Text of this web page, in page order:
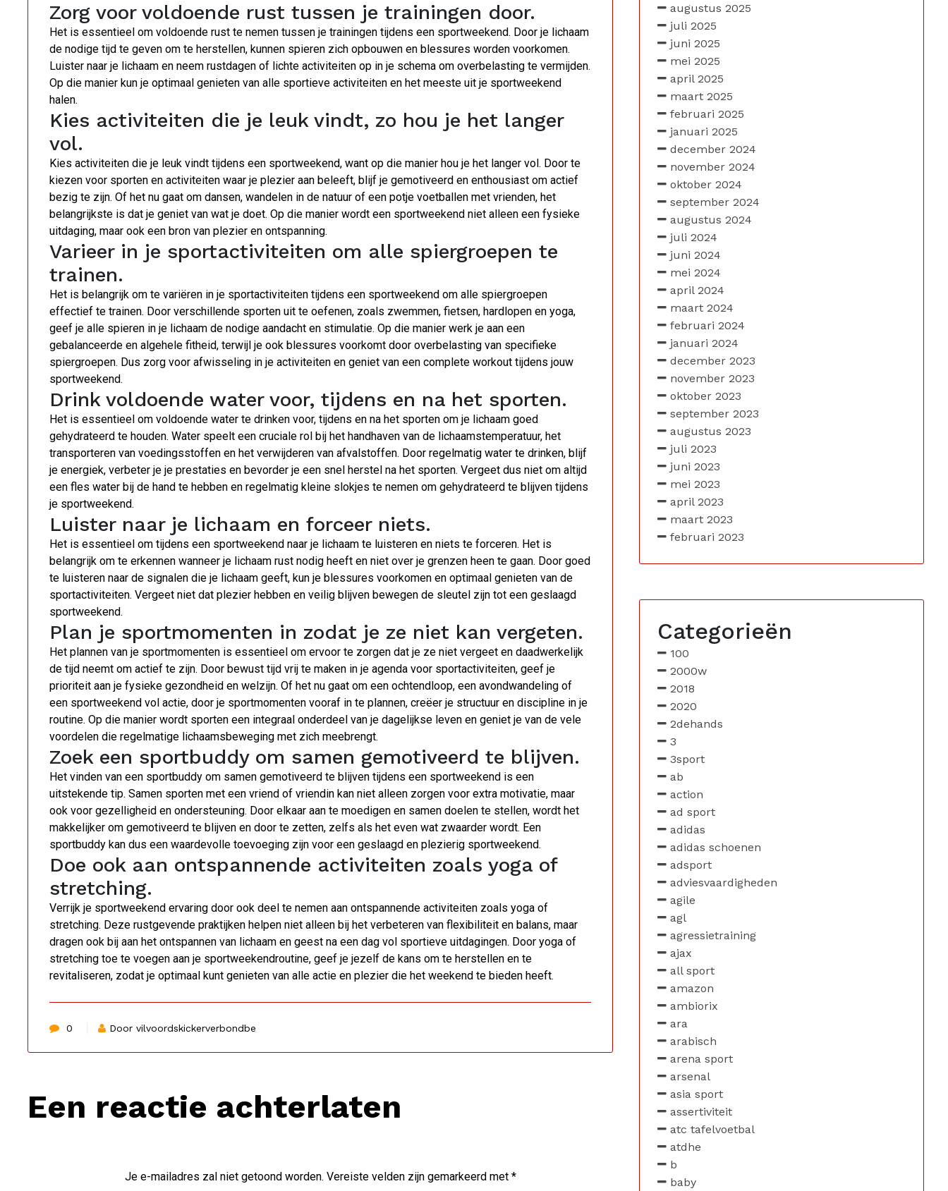
Zorg voor voldoende rust tussen je trainingen door.
Het is essentieel om voldoende rust te nemen tussen je trainingen tijdens een sportweekend. Door je lichaam
de nodige tijd te geven om te herstellen, kunnen spieren zich opbouwen en blessures worden voorkomen.
Luister naar je lichaam en neem rustdagen of lichte activiteiten op in je schema om overbelasting te vermijden.
Op die manier kun je optimaal genieten van alle sportieve activiteiten en het meeste uit je sportweekend
halen.
Kies activiteiten die je leuk vindt, zo hou je het langer
vol.
Kies activiteiten die je leuk vindt tijdens een sportweekend, want op die manier hou je het langer vol. Door te
kiezen voor sporten en activiteiten waar je plezier aan beleeft, blijf je gemotiveerd en enthousiast om actief
bezig te zijn. Of het nu gaat om dansen, wandelen in de natuur of een potje voetballen met vrienden, het
belangrijkste is dat je geniet van wat je doet. Op die manier wordt een sportweekend niet alleen een fysieke
uitdaging, maar ook een bron van plezier en ontspanning.
Varieer in je sportactiviteiten om alle spiergroepen te
trainen.
Het is belangrijk om te variëren in je sportactiviteiten tijdens een sportweekend om alle spiergroepen
effectief te trainen. Door verschillende sporten uit te oefenen, zoals zwemmen, fietsen, hardlopen en yoga,
geef je alle spieren in je lichaam de nodige aandacht en stimulatie. Op die manier werk je aan een
gebalanceerde en algehele fitheid, terwijl je ook blessures voorkomt door overbelasting van specifieke
spiergroepen. Dus zorg voor afwisseling in je activiteiten en geniet van een complete workout tijdens jouw
sportweekend.
Drink voldoende water voor, tijdens en na het sporten.
Het is essentieel om voldoende water te drinken voor, tijdens en na het sporten om je lichaam goed
gehydrateerd te houden. Water speelt een cruciale rol bij het handhaven van de lichaamstemperatuur, het
transporteren van voedingsstoffen en het verwijderen van afvalstoffen. Door regelmatig water te drinken, blijf
je energiek, verbeter je je prestaties en bevorder je een snel herstel na het sporten. Vergeet dus niet om altijd
een fles water bij de hand te hebben en regelmatig kleine slokjes te nemen om gehydrateerd te blijven tijdens
je sportweekend.
Luister naar je lichaam en forceer niets.
Het is essentieel om tijdens een sportweekend naar je lichaam te luisteren en niets te forceren. Het is
belangrijk om te erkennen wanneer je lichaam rust nodig heeft en niet over je grenzen heen te gaan. Door goed
te luisteren naar de signalen die je lichaam geeft, kun je blessures voorkomen en optimaal genieten van de
sportactiviteiten. Vergeet niet dat plezier hebben en veilig blijven bewegen de sleutel zijn tot een geslaagd
sportweekend.
Plan je sportmomenten in zodat je ze niet kan vergeten.
Het plannen van je sportmomenten is essentieel om ervoor te zorgen dat je ze niet vergeet en daadwerkelijk
de tijd neemt om actief te zijn. Door bewust tijd vrij te maken in je agenda voor sportactiviteiten, geef je
prioriteit aan je fysieke gezondheid en welzijn. Of het nu gaat om een ochtendloop, een avondwandeling of
een sportweekend vol actie, door je sportmomenten vooraf in te plannen, creëer je structuur en discipline in je
routine. Op die manier wordt sporten een integraal onderdeel van je dagelijkse leven en geniet je van de vele
voordelen die regelmatige lichaamsbeweging met zich meebrengt.
Zoek een sportbuddy om samen gemotiveerd te blijven.
Het vinden van een sportbuddy om samen gemotiveerd te blijven tijdens een sportweekend is een
uitstekende tip. Samen sporten met een vriend of vriendin kan niet alleen zorgen voor extra motivatie, maar
ook voor gezelligheid en ondersteuning. Door elkaar aan te moedigen en samen doelen te stellen, wordt het
makkelijker om gemotiveerd te blijven en door te zetten, zelfs als het even wat zwaarder wordt. Een
sportbuddy kan dus een waardevolle toevoeging zijn voor een geslaagd en plezierig sportweekend.
Doe ook aan ontspannende activiteiten zoals yoga of
stretching.
Verrijk je sportweekend ervaring door ook deel te nemen aan ontspannende activiteiten zoals yoga of
stretching. Deze rustgevende praktijken helpen niet alleen bij het verbeteren van flexibiliteit en balans, maar
dragen ook bij aan het ontspannen van lichaam en geest na een dag vol sportieve uitdagingen. Door yoga of
stretching toe te voegen aan je sportweekendroutine, geef je jezelf de kans om te herstellen en te
revitaliseren, zodat je optimaal kunt genieten van alle actie en plezier die het weekend te bieden heeft.
0 Door vilvoordskickerverbondbe
Een reactie achterlaten
Je e-mailadres zal niet getoond worden. Vereiste velden zijn gemarkeerd met *
augustus 2025
juli 2025
juni 2025
mei 2025
april 2025
maart 2025
februari 2025
januari 2025
december 2024
november 2024
oktober 2024
september 2024
augustus 2024
juli 2024
juni 2024
mei 2024
april 2024
maart 2024
februari 2024
januari 2024
december 2023
november 2023
oktober 2023
september 2023
augustus 2023
juli 2023
juni 2023
mei 2023
april 2023
maart 2023
februari 2023
Categorieën
100
2000w
2018
2020
2dehands
3
3sport
ab
action
ad sport
adidas
adidas schoenen
adsport
adviesvaardigheden
agile
agl
agressietraining
ajax
all sport
amazon
ambiorix
ara
arabisch
arena sport
arsenal
asia sport
assertiviteit
atc tafelvoetbal
atdhe
b
baby